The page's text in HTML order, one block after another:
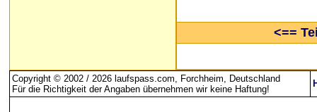
<==
Copyright © 2002 / 2026 laufspass.com, Forchheim, Deutschland
Für die Richtigkeit der Angaben übernehmen wir keine Haftung!